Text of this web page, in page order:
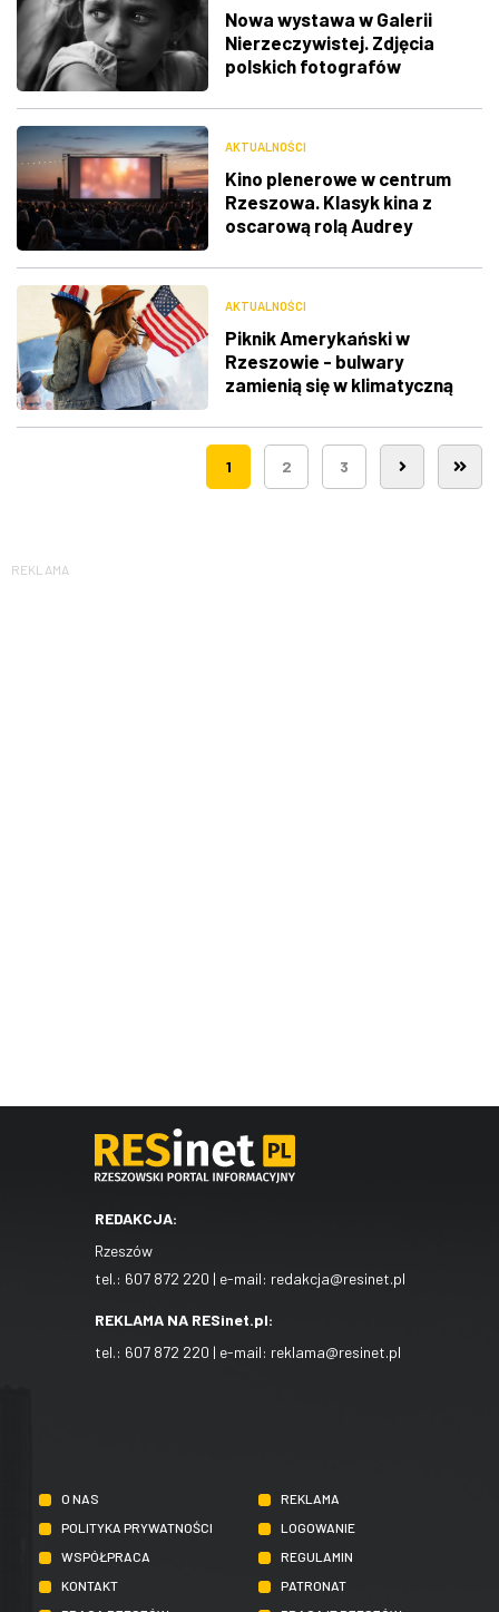
Nowa wystawa w Galerii
Nierzeczywistej. Zdjęcia
polskich fotografów
AKTUALNOŚCI
Kino plenerowe w centrum
Rzeszowa. Klasyk kina z
oscarową rolą Audrey
AKTUALNOŚCI
Piknik Amerykański w
Rzeszowie - bulwary
zamienią się w klimatyczną
1 2 3
REKLAMA
REDAKCJA:
Rzeszów
tel.: 607 872 220 | e-mail: redakcja@resinet.pl
REKLAMA NA RESinet.pl:
tel.: 607 872 220 | e-mail: reklama@resinet.pl
O NAS
REKLAMA
POLITYKA PRYWATNOŚCI
LOGOWANIE
WSPÓŁPRACA
REGULAMIN
KONTAKT
PATRONAT